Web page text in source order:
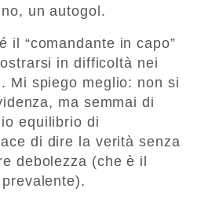
un autogol.
il “comandante in capo”
in difficoltà nei
Mi spiego meglio: non si
ma semmai di
equilibrio di
di dire la verità senza
debolezza (che è il
prevalente).